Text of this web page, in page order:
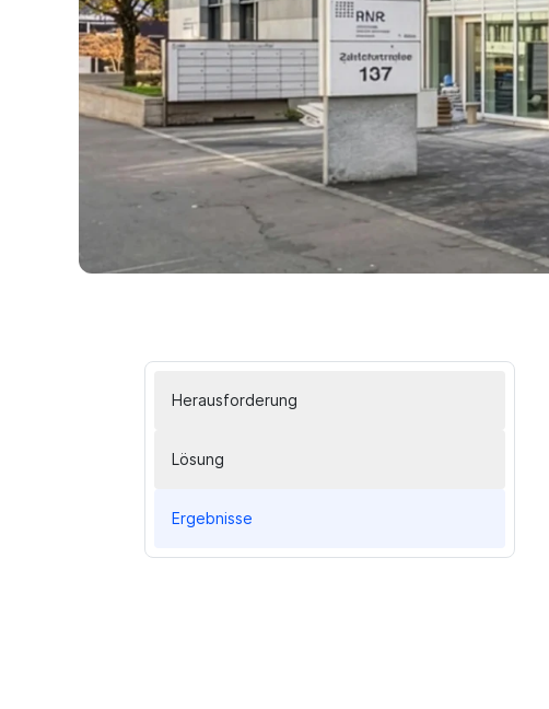
Herausforderung
Lösung
Ergebnisse